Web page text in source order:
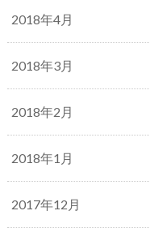
2018年4月
2018年3月
2018年2月
2018年1月
2017年12月